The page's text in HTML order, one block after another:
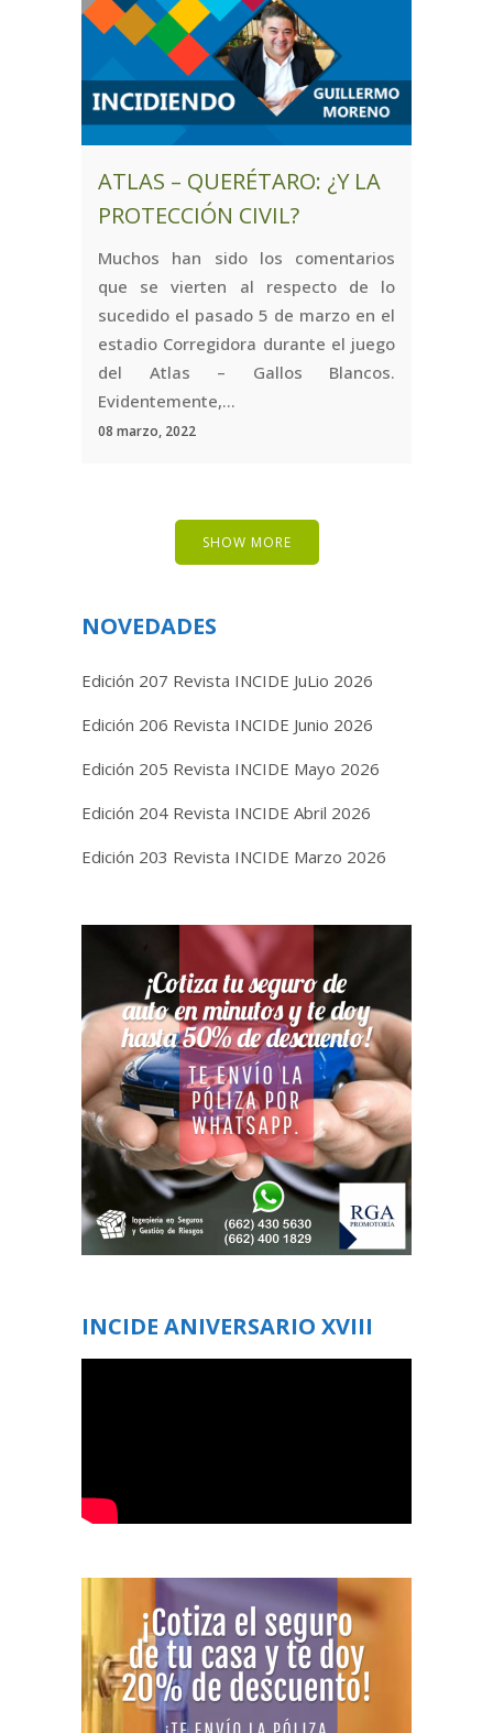
ATLAS – QUERÉTARO: ¿Y LA
PROTECCIÓN CIVIL?
Muchos han sido los comentarios
que se vierten al respecto de lo
sucedido el pasado 5 de marzo en el
estadio Corregidora durante el juego
del Atlas – Gallos Blancos.
Evidentemente,...
08 marzo, 2022
SHOW MORE
NOVEDADES
Edición 207 Revista INCIDE JuLio 2026
Edición 206 Revista INCIDE Junio 2026
Edición 205 Revista INCIDE Mayo 2026
Edición 204 Revista INCIDE Abril 2026
Edición 203 Revista INCIDE Marzo 2026
INCIDE ANIVERSARIO XVIII